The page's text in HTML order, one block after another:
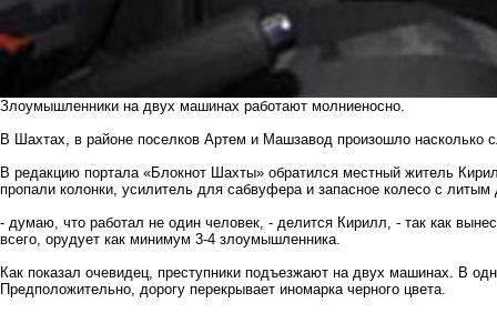
Злоумышленники на двух машинах работают молниеносно.
В Шахтах, в районе поселков Артем и Машзавод произошло насколько
В редакцию портала «Блокнот Шахты» обратился местный житель
пропали колонки, усилитель для сабвуфера и запасное колесо с литым
- думаю, что работал не один человек, - делится Кирилл, - так как
всего, орудует как минимум 3-4 злоумышленника.
Как показал очевидец, преступники подъезжают на двух машинах. В
Предположительно, дорогу перекрывает иномарка черного цвета.